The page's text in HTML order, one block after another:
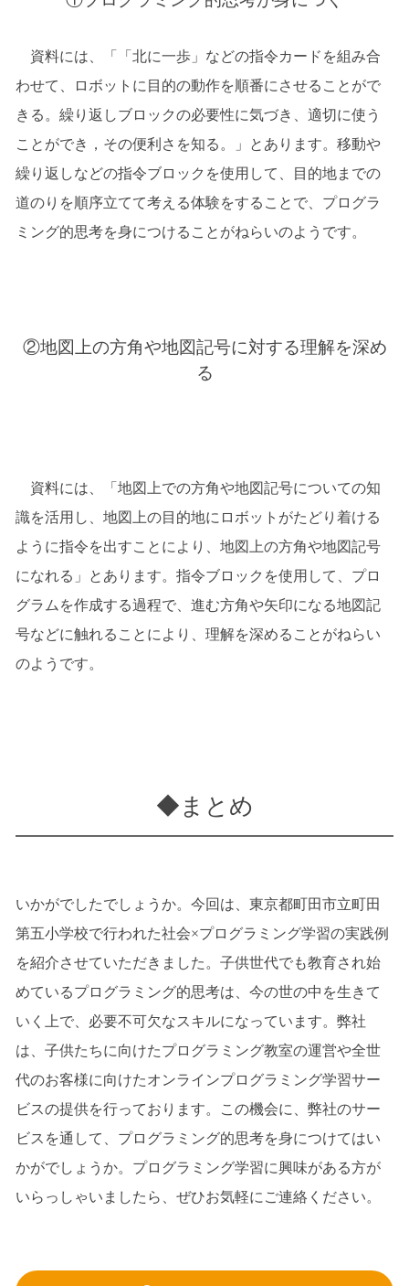
資料には、「「北に一歩」などの指令カードを組み合
わせて、ロボットに目的の動作を順番にさせることがで
きる。繰り返しブロックの必要性に気づき、適切に使う
ことができ，その便利さを知る。」とあります。移動や
繰り返しなどの指令ブロックを使用して、目的地までの
道のりを順序立てて考える体験をすることで、プログラ
ミング的思考を身につけることがねらいのようです。
②地図上の方角や地図記号に対する理解を深め
る
資料には、「地図上での方角や地図記号についての知
識を活用し、地図上の目的地にロボットがたどり着ける
ように指令を出すことにより、地図上の方角や地図記号
になれる」とあります。指令ブロックを使用して、プロ
グラムを作成する過程で、進む方角や矢印になる地図記
号などに触れることにより、理解を深めることがねらい
のようです。
◆まとめ
いかがでしたでしょうか。今回は、東京都町田市立町田
第五小学校で行われた社会×プログラミング学習の実践例
を紹介させていただきました。子供世代でも教育され始
めているプログラミング的思考は、今の世の中を生きて
いく上で、必要不可欠なスキルになっています。弊社
は、子供たちに向けたプログラミング教室の運営や全世
代のお客様に向けたオンラインプログラミング学習サー
ビスの提供を行っております。この機会に、弊社のサー
ビスを通して、プログラミング的思考を身につけてはい
かがでしょうか。プログラミング学習に興味がある方が
いらっしゃいましたら、ぜひお気軽にご連絡ください。